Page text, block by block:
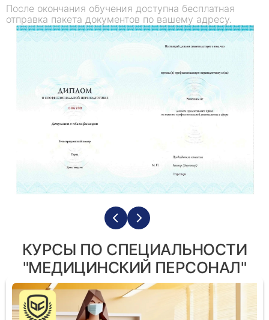
После окончания обучения доступна бесплатная
отправка пакета документов по вашему адресу.
КУРСЫ ПО СПЕЦИАЛЬНОСТИ
"МЕДИЦИНСКИЙ ПЕРСОНАЛ"